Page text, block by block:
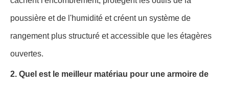
poussière et de l'humidité et créent un système de
rangement plus structuré et accessible que les étagères
ouvertes.
2. Quel est le meilleur matériau pour une armoire de